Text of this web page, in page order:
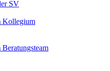
SV
Kollegium
Beratungsteam